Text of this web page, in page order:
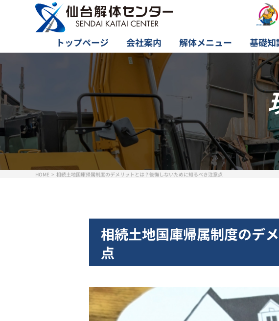
トップページ 会社案内 解体メニュー 基礎知
HOME 相続土地国庫帰属制度のデメリットとは？後悔しないために知るべき注意点
相続土地国庫帰属制度のデ
点